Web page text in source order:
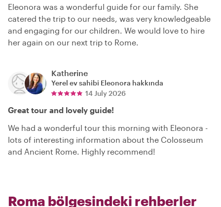
Eleonora was a wonderful guide for our family. She
catered the trip to our needs, was very knowledgeable
and engaging for our children. We would love to hire
her again on our next trip to Rome.
Katherine
Yerel ev sahibi Eleonora hakkında
14 July 2026
Great tour and lovely guide!
We had a wonderful tour this morning with Eleonora -
lots of interesting information about the Colosseum
and Ancient Rome. Highly recommend!
Roma bölgesindeki rehberler